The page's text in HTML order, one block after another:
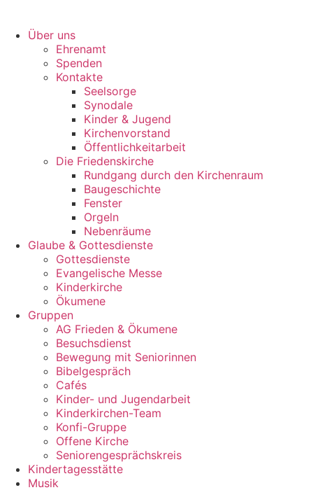
Über uns
Ehrenamt
Spenden
Kontakte
Seelsorge
Synodale
Kinder & Jugend
Kirchenvorstand
Öffentlichkeitarbeit
Die Friedenskirche
Rundgang durch den Kirchenraum
Baugeschichte
Fenster
Orgeln
Nebenräume
Glaube & Gottesdienste
Gottesdienste
Evangelische Messe
Kinderkirche
Ökumene
Gruppen
AG Frieden & Ökumene
Besuchsdienst
Bewegung mit Seniorinnen
Bibelgespräch
Cafés
Kinder- und Jugendarbeit
Kinderkirchen-Team
Konfi-Gruppe
Offene Kirche
Seniorengesprächskreis
Kindertagesstätte
Musik